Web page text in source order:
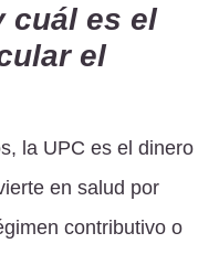
cuál es el
el
la UPC es el dinero
en salud por
contributivo o